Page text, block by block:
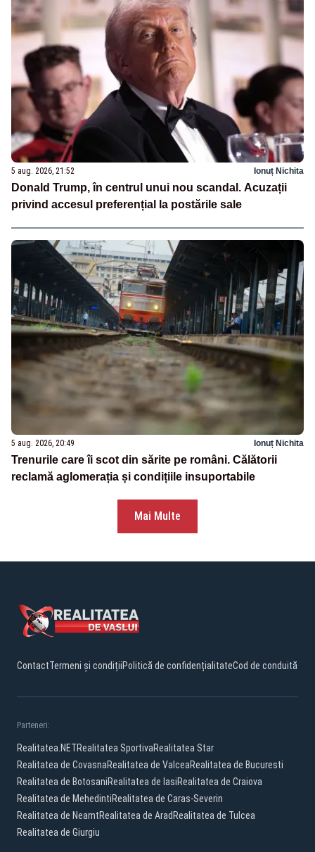
5 aug. 2026, 21:52 Ionuț Nichita
Donald Trump, în centrul unui nou scandal. Acuzații
privind accesul preferențial la postările sale
5 aug. 2026, 20:49 Ionuț Nichita
Trenurile care îi scot din sărite pe români. Călătorii
reclamă aglomerația și condițiile insuportabile
Mai Multe
ContactTermeni și condițiiPolitică de confidențialitateCod de conduită
Parteneri:
Realitatea.NETRealitatea SportivaRealitatea Star
Realitatea de CovasnaRealitatea de ValceaRealitatea de Bucuresti
Realitatea de BotosaniRealitatea de IasiRealitatea de Craiova
Realitatea de MehedintiRealitatea de Caras-Severin
Realitatea de NeamtRealitatea de Arad Realitatea de Tulcea
Realitatea de Giurgiu